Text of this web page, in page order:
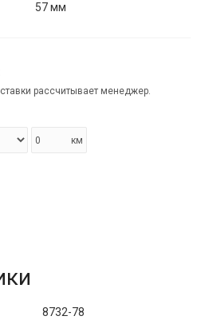
57 мм
рассчитывает менеджер.
км
8732-78